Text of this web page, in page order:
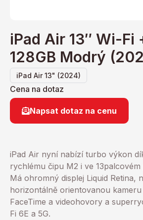
iPad Air 13" (2024)
iPad Air 13″ Wi-Fi
128GB Modrý
Cena na dotaz
Napsat dotaz na cenu
iPad Air nyní nabízí turbo výkon
rychlému čipu M2 i ve
Má ohromný displej Liquid Retina,
horizontálně orientovanou
FaceTime a videohovory a
Fi 6E a 5G.